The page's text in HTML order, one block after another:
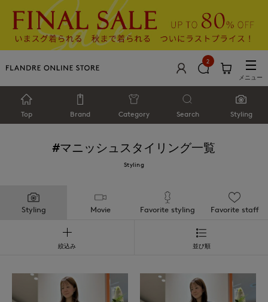
2
メニュー
Top Brand Category Search Styling
#マニッシュ スタイリング一覧
Styling
Styling Movie Favorite styling Favorite staff
絞込み 並び順